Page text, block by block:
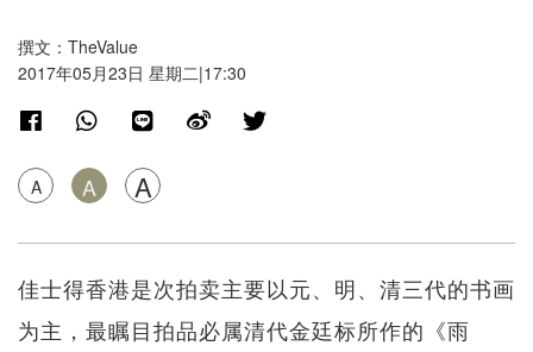
撰文：TheValue
2017年05月23日 星期二|17:30
A A A
佳士得香港是次拍卖主要以元、明、清三代的书画
为主，最瞩目拍品必属清代金廷标所作的《雨